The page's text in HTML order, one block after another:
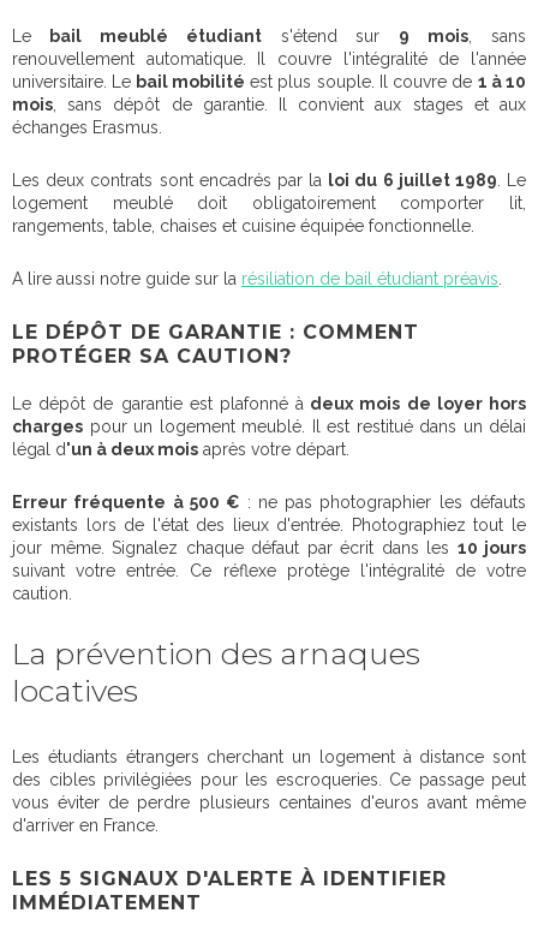
Le bail meublé étudiants'étend sur 9 mois , sans
renouvellement automatique. Il couvre l'intégralité de l'année
universitaire. Le bail mobilité est plus souple. Il couvre de 1 à 10
mois , sans dépôt de garantie. Il convient aux stages et aux
échanges Erasmus.
Les deux contrats sont encadrés par la loi du 6 juillet 1989 . Le
logement meublé doit obligatoirement comporter lit,
rangements, table, chaises et cuisine équipée fonctionnelle.
A lire aussi notre guide sur la résiliation de bail étudiant préavis
LE DÉPÔT DE GARANTIE : COMMENT
PROTÉGER SA CAUTION?
Le dépôt de garantie est plafonné à deux mois de loyer hors
charges pour un logement meublé. Il est restitué dans un délai
légal d'un à deux mois après votre départ.
Erreur fréquente à 500 € : ne pas photographier les défauts
existants lors de l'état des lieux d'entrée. Photographiez tout le
jour même. Signalez chaque défaut par écrit dans les 10 jours
suivant votre entrée. Ce réflexe protège l'intégralité de votre
caution.
La prévention des arnaques
locatives
Les étudiants étrangers cherchant un logement à distance sont
des cibles privilégiées pour les escroqueries. Ce passage peut
vous éviter de perdre plusieurs centaines d'euros avant même
d'arriver en France.
LES 5 SIGNAUX D'ALERTE À IDENTIFIER
IMMÉDIATEMENT